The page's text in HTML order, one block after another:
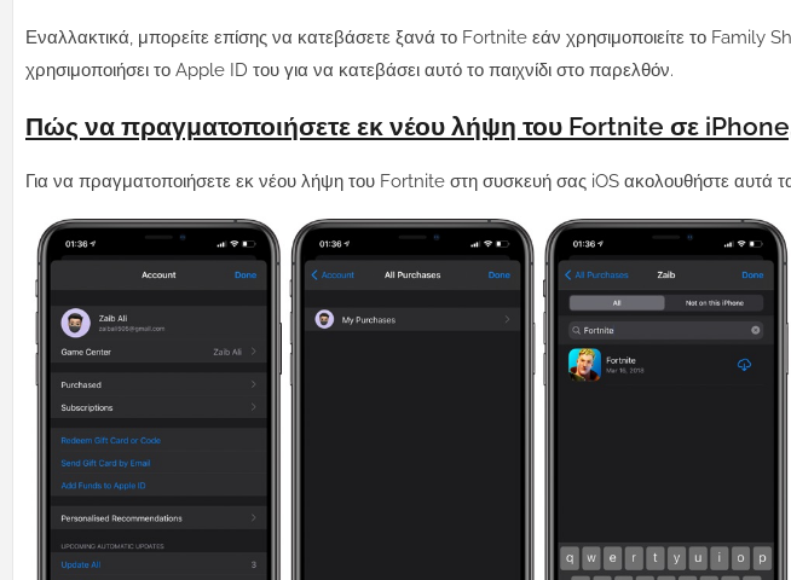
Εναλλακτικά, μπορείτε επίσης να κατεβάσετε ξανά το Fortnite εάν χρησιμοποιείτε το Family
χρησιμοποιήσει το Apple ID του για να κατεβάσει αυτό το παιχνίδι στο παρελθόν.
Πώς να πραγματοποιήσετε εκ νέου λήψη του Fortnite σε
Για να πραγματοποιήσετε εκ νέου λήψη του Fortnite στη συσκευή σας iOS ακολουθήστε αυτά